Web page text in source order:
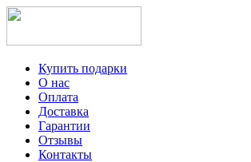
Купить подарки
О нас
Оплата
Доставка
Гарантии
Отзывы
Контакты